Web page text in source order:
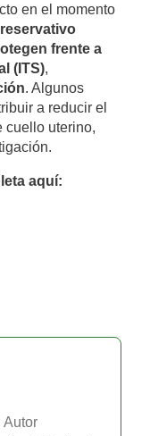
en el momento
frente a
(ITS),
. Algunos
a reducir el
cuello uterino,
aquí:
Autor